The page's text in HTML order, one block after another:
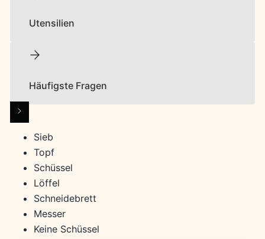
Utensilien
Häufigste Fragen
Sieb
Topf
Schüssel
Löffel
Schneidebrett
Messer
Keine Schüssel